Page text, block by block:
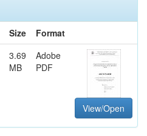
Size
Format
3.69
MB
Adobe
PDF
View/Open